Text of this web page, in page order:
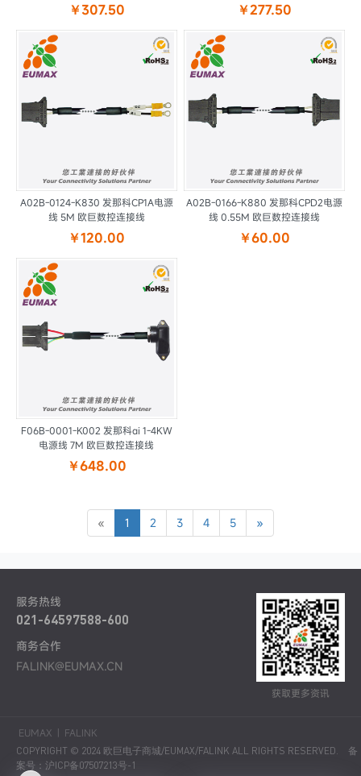
￥307.50 ￥277.50
A02B-0124-K830 发那科CP1A电源
线 5M 欧巨数控连接线
￥120.00
A02B-0166-K880 发那科CPD2电源
线 0.55M 欧巨数控连接线
￥60.00
F06B-0001-K002 发那科αi 1-4KW
电源线 7M 欧巨数控连接线
￥648.00
« 1 2 3 4 5 »
服务热线
021-64597588-600
商务合作
FALINK@EUMAX.CN
获取更多资讯
EUMAX | FALINK
COPYRIGHT © 2024 欧巨电子商城/EUMAX/FALINK ALL RIGHTS RESERVED. 备
案号：沪ICP备07507213号-1